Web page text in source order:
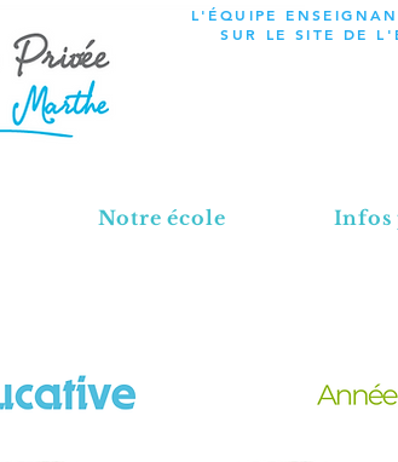
L'ÉQUIPE
SUR LE SITE DE
Notre école Infos